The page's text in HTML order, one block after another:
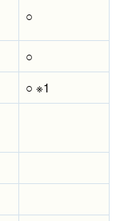
○
○
○ ※1